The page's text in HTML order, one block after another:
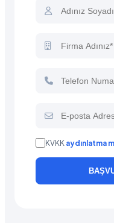
KVKK aydınlatma